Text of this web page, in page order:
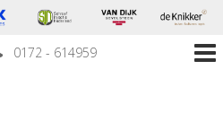
0172 - 614959